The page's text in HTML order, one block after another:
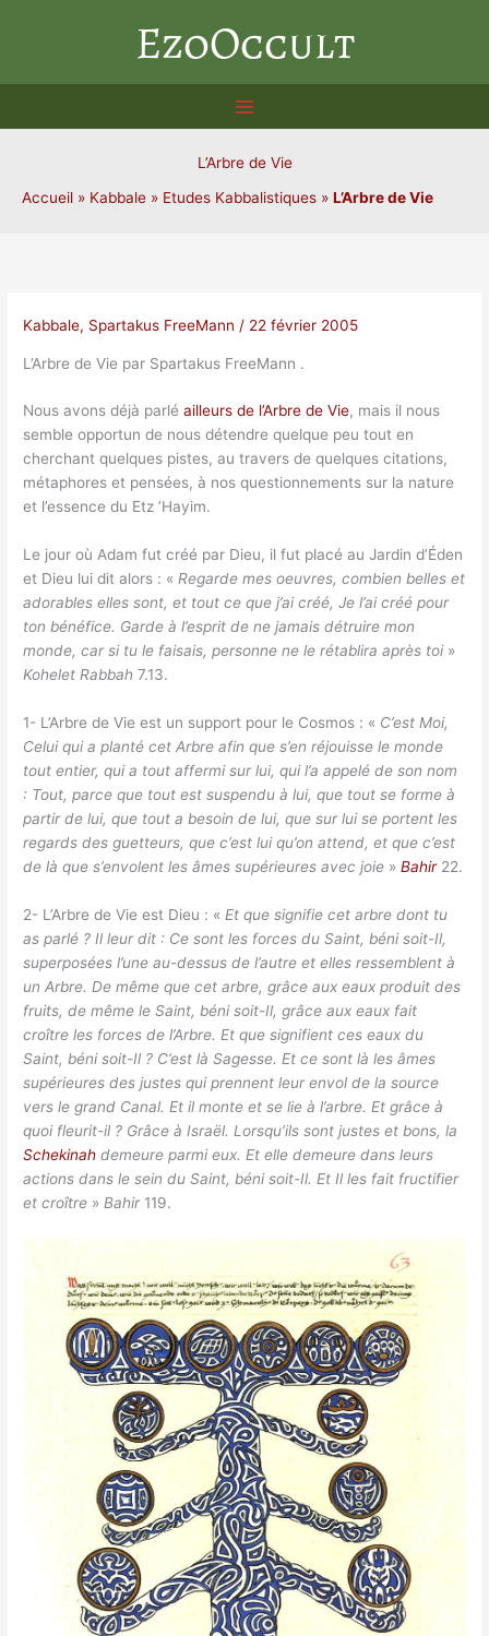
EzoOccult
L’Arbre de Vie
Accueil » Kabbale » Etudes Kabbalistiques » L’Arbre de Vie
Kabbale, Spartakus FreeMann / 22 février 2005
L’Arbre de Vie par Spartakus FreeMann .
Nous avons déjà parléailleurs de l’Arbre de Vie, mais il nous
semble opportun de nous détendre quelque peu tout en
cherchant quelques pistes, au travers de quelques citations,
métaphores et pensées, à nos questionnements sur la nature
et l’essence du Etz ’Hayim.
Le jour où Adam fut créé par Dieu, il fut placé au Jardin d’Éden
et Dieu lui dit alors : «Regarde mes oeuvres, combien belles et
adorables elles sont, et tout ce que j’ai créé, Je l’ai créé pour
ton bénéfice. Garde à l’esprit de ne jamais détruire mon
monde, car si tu le faisais, personne ne le rétablira après toi »
Kohelet Rabbah 7.13.
1- L’Arbre de Vie est un support pour le Cosmos : « C’est Moi,
Celui qui a planté cet Arbre afin que s’en réjouisse le monde
tout entier, qui a tout affermi sur lui, qui l’a appelé de son nom
: Tout, parce que tout est suspendu à lui, que tout se forme à
partir de lui, que tout a besoin de lui, que sur lui se portent les
regards des guetteurs, que c’est lui qu’on attend, et que c’est
de là que s’envolent les âmes supérieures avec joie »Bahir22.
2- L’Arbre de Vie est Dieu : « Et que signifie cet arbre dont tu
as parlé ? Il leur dit : Ce sont les forces du Saint, béni soit-Il,
superposées l’une au-dessus de l’autre et elles ressemblent à
un Arbre. De même que cet arbre, grâce aux eaux produit des
fruits, de même le Saint, béni soit-Il, grâce aux eaux fait
croître les forces de l’Arbre. Et que signifient ces eaux du
Saint, béni soit-Il ? C’est là Sagesse. Et ce sont là les âmes
supérieures des justes qui prennent leur envol de la source
vers le grand Canal. Et il monte et se lie à l’arbre. Et grâce à
quoi fleurit-il ? Grâce à Israël. Lorsqu’ils sont justes et bons, la
Schekinah demeure parmi eux. Et elle demeure dans leurs
actions dans le sein du Saint, béni soit-Il. Et Il les fait fructifier
et croître » Bahir119.